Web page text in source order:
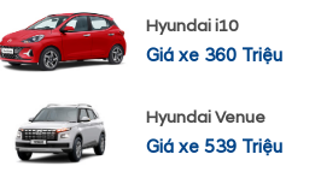
Hyundai i10
Giá xe 360 Triệu
Hyundai Venue
Giá xe 539 Triệu